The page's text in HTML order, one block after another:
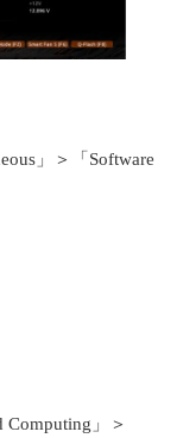
」＞「Software
Computing」＞